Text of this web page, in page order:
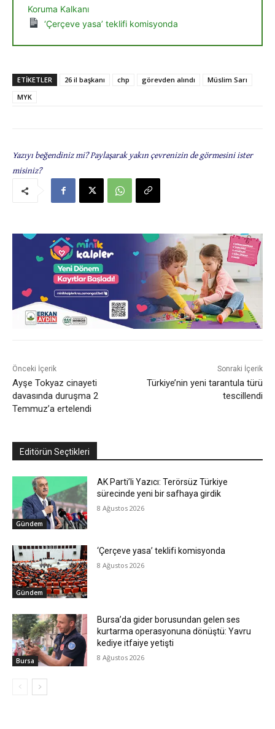
Koruma Kalkanı
‘Çerçeve yasa’ teklifi komisyonda
ETIKETLER 26 il başkanı chp görevden alındı
Müslim Sarı
MYK
Yazıyı beğendiniz mi? Paylaşarak yakın çevrenizin de görmesini ister
misiniz?
Önceki İçerik
Ayşe Tokyaz cinayeti
davasında duruşma 2
Temmuz’a ertelendi
Sonraki İçerik
Türkiye’nin yeni tarantula türü
tescillendi
Editörün Seçtikleri
Gündem
AK Parti’li Yazıcı: Terörsüz Türkiye
sürecinde yeni bir safhaya girdik
8 Ağustos 2026
Gündem
‘Çerçeve yasa’ teklifi komisyonda
8 Ağustos 2026
Bursa
Bursa’da gider borusundan gelen ses
kurtarma operasyonuna dönüştü: Yavru
kediye itfaiye yetişti
8 Ağustos 2026